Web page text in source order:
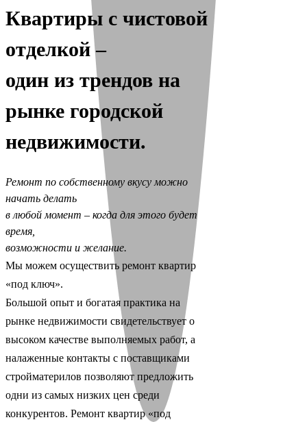
Квартиры с чистовой
отделкой –
один из трендов на
рынке городской
недвижимости.
Ремонт по собственному вкусу можно
начать делать
в любой момент – когда для этого будет
время,
возможности и желание.
Мы можем осуществить ремонт квартир
«под ключ».
Большой опыт и богатая практика на
рынке недвижимости свидетельствует о
высоком качестве выполняемых работ, а
налаженные контакты с поставщиками
стройматерилов позволяют предложить
одни из самых низких цен среди
конкурентов. Ремонт квартир «под